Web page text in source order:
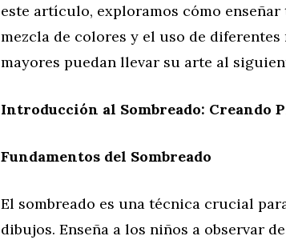
este artículo, exploramos cómo
mezcla de colores y el uso de
mayores puedan llevar su arte al
Introducción al Sombreado: Creando
Fundamentos del Sombreado
El sombreado es una técnica crucial
dibujos. Enseña a los niños a observar